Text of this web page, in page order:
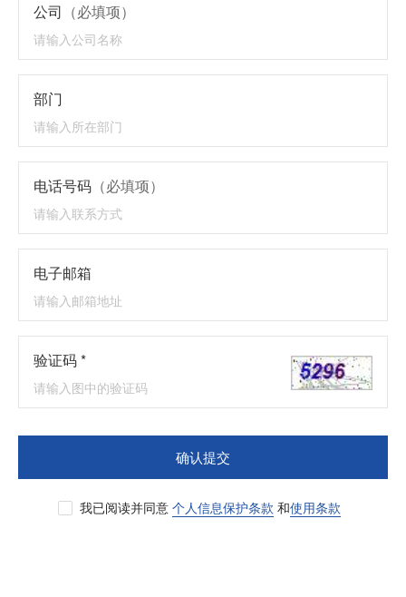
公司 （必填项）
部门
电话号码 （必填项）
电子邮箱
验证码 *
确认提交
我已阅读并同意 个人信息保护条款 和使用条款